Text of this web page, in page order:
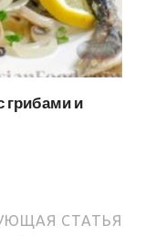
грибами и
СТАТЬЯ